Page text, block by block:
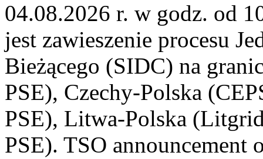
04.08.2026 r. w godz. od
jest zawieszenie procesu
Bieżącego (SIDC) na
PSE), Czechy-Polska
PSE), Litwa-Polska
PSE). TSO announcement